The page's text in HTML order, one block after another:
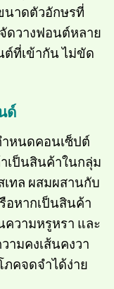
นาดตัวอักษรที่
ดวางฟอนต์หลาย
ต์ที่เข้ากัน ไม่ขัด
ด์
ำหนดคอนเซ็ปต์
เป็นสินค้าในกลุ่ม
ทล ผสมผสานกับ
อหากเป็นสินค้า
วามหรูหรา และ
ามคงเส้นคงวา
คจดจำได้ง่าย